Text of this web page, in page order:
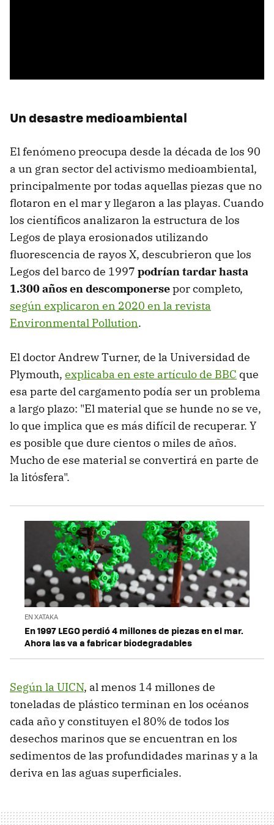
Un desastre medioambiental
El fenómeno preocupa desde la década de los 90
a un gran sector del activismo medioambiental,
principalmente por todas aquellas piezas que no
flotaron en el mar y llegaron a las playas. Cuando
los científicos analizaron la estructura de los
Legos de playa erosionados utilizando
fluorescencia de rayos X, descubrieron que los
Legos del barco de 1997 podrían tardar hasta
1.300 años en descomponersepor completo,
según explicaron en 2020 en la revista
Environmental Pollution.
El doctor Andrew Turner, de la Universidad de
Plymouth, explicaba en este artículo de BBC que
esa parte del cargamento podía ser un problema
a largo plazo: "El material que se hunde no se ve,
lo que implica que es más difícil de recuperar. Y
es posible que dure cientos o miles de años.
Mucho de ese material se convertirá en parte de
la litósfera".
EN XATAKA
En 1997 LEGO perdió 4 millones de piezas en el mar.
Ahora las va a fabricar biodegradables
Según la UICN, al menos 14 millones de
toneladas de plástico terminan en los océanos
cada año y constituyen el 80% de todos los
desechos marinos que se encuentran en los
sedimentos de las profundidades marinas y a la
deriva en las aguas superficiales.